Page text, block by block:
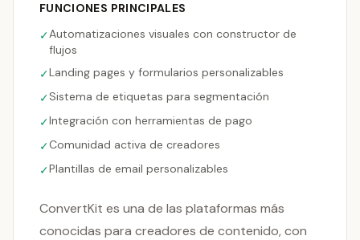
FUNCIONES PRINCIPALES
✓Automatizaciones visuales con constructor de
flujos
✓Landing pages y formularios personalizables
✓Sistema de etiquetas para segmentación
✓Integración con herramientas de pago
✓Comunidad activa de creadores
✓Plantillas de email personalizables
ConvertKit es una de las plataformas más
conocidas para creadores de contenido, con